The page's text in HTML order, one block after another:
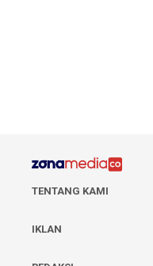
TENTANG KAMI
IKLAN